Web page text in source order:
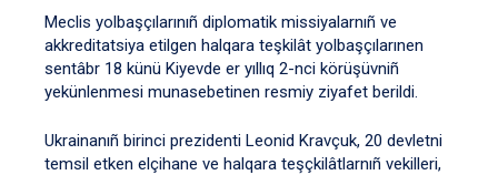
Meclis yolbaşçılarınıñ diplomatik missiyalarnıñ ve
akkreditatsiya etilgen halqara teşkilât yolbaşçılarınen
sentâbr 18 künü Kiyevde er yıllıq 2-nci körüşüvniñ
yekünlenmesi munasebetinen resmiy ziyafet berildi.
Ukrainanıñ birinci prezidenti Leonid Kravçuk, 20 devletni
temsil etken elçihane ve halqara teşçkilâtlarnıñ vekilleri,